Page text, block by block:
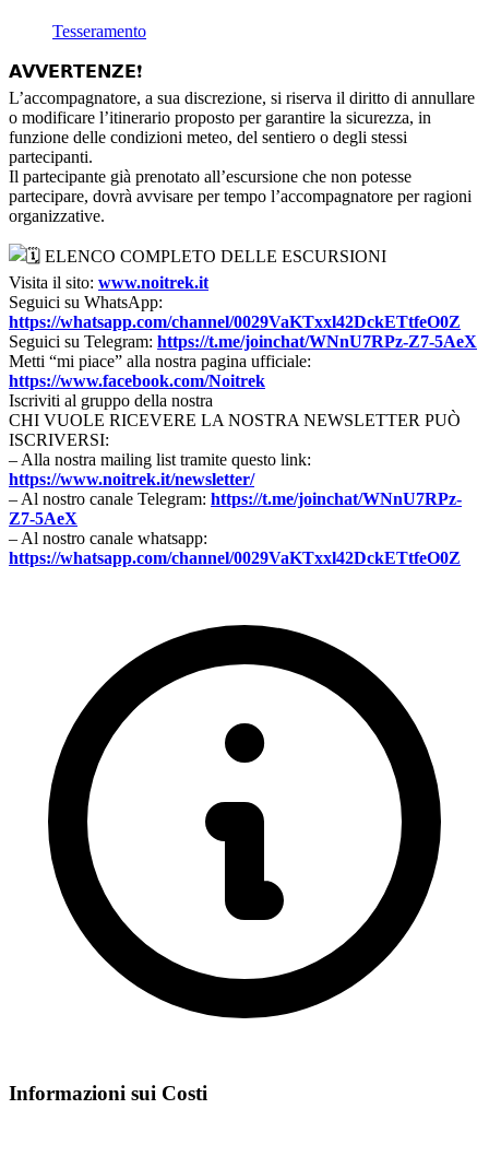
Tesseramento
𝗔𝗩𝗩𝗘𝗥𝗧𝗘𝗡𝗭𝗘❗
L’accompagnatore, a sua discrezione, si riserva il diritto di annullare
o modificare l’itinerario proposto per garantire la sicurezza, in
funzione delle condizioni meteo, del sentiero o degli stessi
partecipanti.
Il partecipante già prenotato all’escursione che non potesse
partecipare, dovrà avvisare per tempo l’accompagnatore per ragioni
organizzative.
ELENCO COMPLETO DELLE ESCURSIONI
Visita il sito: www.noitrek.it
Seguici su WhatsApp:
https://whatsapp.com/channel/0029VaKTxxl42DckETtfeO0Z
Seguici su Telegram: https://t.me/joinchat/WNnU7RPz-Z7-5AeX
Metti “mi piace” alla nostra pagina ufficiale:
https://www.facebook.com/Noitrek
Iscriviti al gruppo della nostra
CHI VUOLE RICEVERE LA NOSTRA NEWSLETTER PUÒ
ISCRIVERSI:
– Alla nostra mailing list tramite questo link:
https://www.noitrek.it/newsletter/
– Al nostro canale Telegram: https://t.me/joinchat/WNnU7RPz-
Z7-5AeX
– Al nostro canale whatsapp:
https://whatsapp.com/channel/0029VaKTxxl42DckETtfeO0Z
Informazioni sui Costi